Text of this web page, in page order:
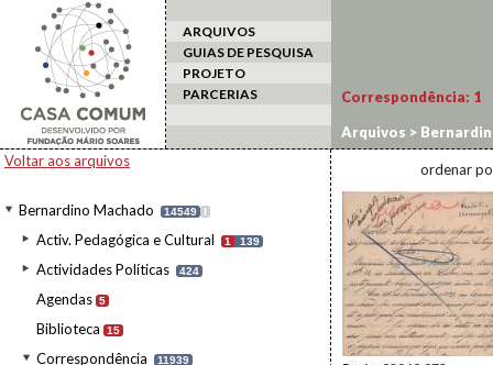
ARQUIVOS
GUIAS DE PESQUISA
PROJETO
PARCERIAS
Voltar aos arquivos
Bernardino Machado 14549 I
Activ. Pedagógica e Cultural 1 139
Actividades Políticas 424
Agendas 5
Biblioteca 15
Correspondência 11939
Correspondência: 1
Arquivos >
ordenar